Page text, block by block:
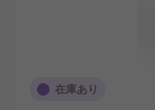
在庫あり